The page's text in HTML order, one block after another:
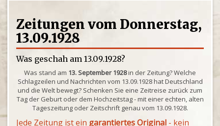
Zeitungen vom Donnerstag,
13.09.1928
Was geschah am 13.09.1928?
Was stand am 13. September 1928in der Zeitung? Welche
Schlagzeilen und Nachrichten vom 13.09.1928 hat Deutschland
und die Welt bewegt? Schenken Sie eine Zeitreise zurück zum
Tag der Geburt oder dem Hochzeitstag - mit einer echten, alten
Tageszeitung oder Zeitschrift genau vom 13.09.1928.
Jede Zeitung ist ein garantiertes Original - kein